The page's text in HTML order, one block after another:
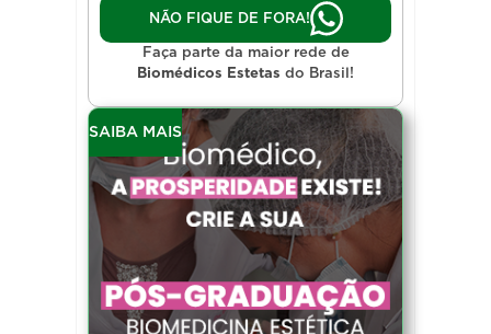
NÃO FIQUE DE FORA!
Faça parte da maior rede de
Biomédicos Estetas do Brasil!
SAIBA MAIS